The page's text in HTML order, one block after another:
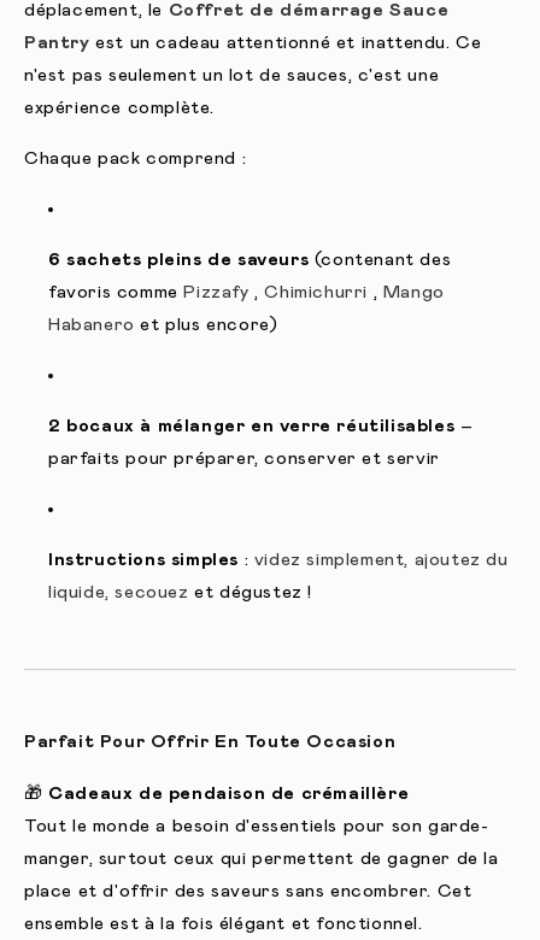
déplacement, le Coffret de démarrage Sauce
Pantry est un cadeau attentionné et inattendu. Ce
n'est pas seulement un lot de sauces, c'est une
expérience complète.
Chaque pack comprend :
6 sachets pleins de saveurs (contenant des
favoris commePizzafy ,Chimichurri , Mango
Habanero et plus encore)
2 bocaux à mélanger en verre réutilisables –
parfaits pour préparer, conserver et servir
Instructions simples : videz simplement, ajoutez du
liquide, secouez et dégustez !
Parfait Pour Offrir En Toute Occasion
🎁 Cadeaux de pendaison de crémaillère
Tout le monde a besoin d'essentiels pour son garde-
manger, surtout ceux qui permettent de gagner de la
place et d'offrir des saveurs sans encombrer. Cet
ensemble est à la fois élégant et fonctionnel.